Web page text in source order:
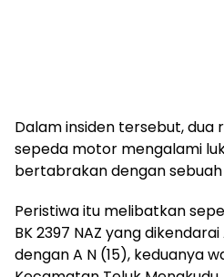
Dalam insiden tersebut, dua
sepeda motor mengalami
bertabrakan dengan sebuah
Peristiwa itu melibatkan
BK 2397 NAZ yang
dengan A N (15), keduanya